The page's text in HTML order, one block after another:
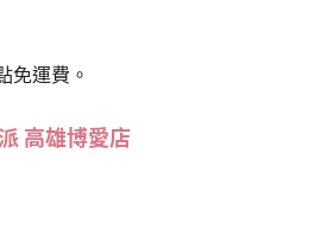
免運費。
高雄博愛店